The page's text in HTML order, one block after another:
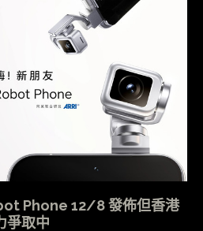
Phone 12/8 發佈但香港
爭取中